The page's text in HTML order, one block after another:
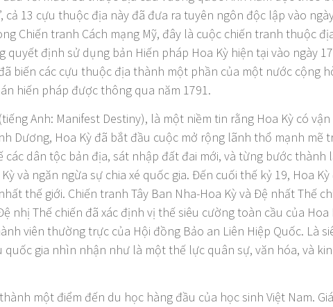
13 cựu thuộc địa này đã đưa ra tuyên ngôn độc lập vào
Chiến tranh Cách mạng Mỹ, đây là cuộc chiến tranh thuộc
định sử dụng bản Hiến pháp Hoa Kỳ hiện tại vào ngày
biến các cựu thuộc địa thành một phần của một nước cộng
hiến pháp được thông qua năm 1791.
Anh: Manifest Destiny), là một niềm tin rằng Hoa Kỳ có
Dương, Hoa Kỳ đã bắt đầu cuộc mở rộng lãnh thổ mạnh mẽ
các dân tộc bản địa, sát nhập đất đai mới, và từng bước thành
và ngăn ngừa sự chia xé quốc gia. Đến cuối thế kỷ 19, Hoa
thế giới. Chiến tranh Tây Ban Nha-Hoa Kỳ và Đệ nhất Thế
nhị Thế chiến đã xác định vị thế siêu cường toàn cầu của Hoa
viên thường trực của Hội đồng Bảo an Liên Hiệp Quốc. Là
quốc gia nhìn nhận như là một thế lực quân sự, văn hóa, và
một điểm đến du học hàng đầu của học sinh Việt Nam.